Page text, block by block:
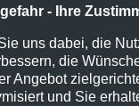
- Ihre
uns dabei, die
die
Angebot
und Sie